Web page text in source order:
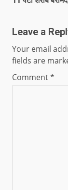
Leave a
Your email
fields are
Comment*